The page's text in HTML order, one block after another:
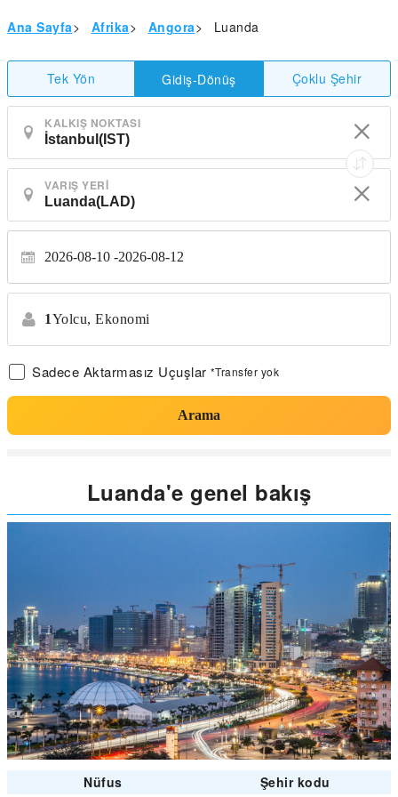
Ana Sayfa> Afrika> Angora> Luanda
Tek Yön Gidiş-Dönüş Çoklu Şehir
KALKIŞ NOKTASI
VARIŞ YERI
2026-08-10 2026-08-12
1Yolcu, Ekonomi
Sadece Aktarmasız Uçuşlar *Transfer yok
Arama
Luanda'e genel bakış
Nüfus Şehir kodu